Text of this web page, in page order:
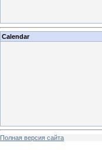
Calendar
Полная версия сайта